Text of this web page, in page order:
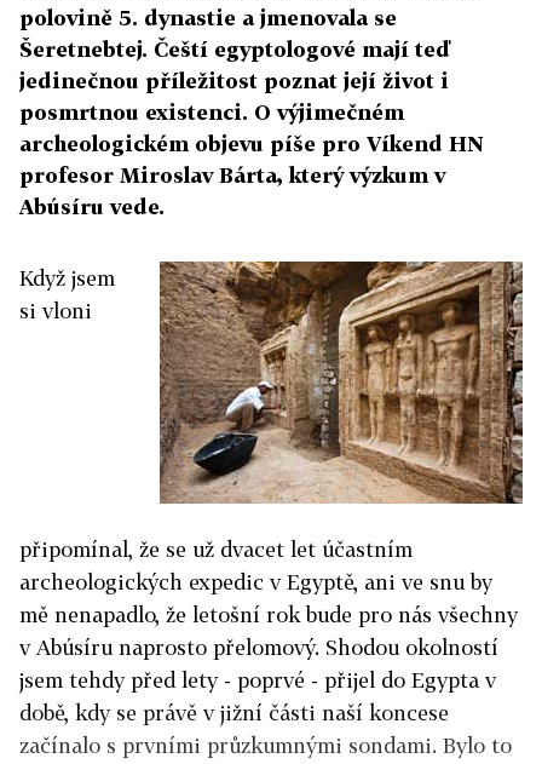
polovině 5. dynastie a jmenovala se
Šeretnebtej. Čeští egyptologové mají teď
jedinečnou příležitost poznat její život i
posmrtnou existenci. O výjimečném
archeologickém objevu píše pro Víkend HN
profesor Miroslav Bárta, který výzkum v
Abúsíru vede.
Když jsem
si vloni
připomínal, že se už dvacet let účastním
archeologických expedic v Egyptě, ani ve snu by
mě nenapadlo, že letošní rok bude pro nás všechny
v Abúsíru naprosto přelomový. Shodou okolností
jsem tehdy před lety - poprvé - přijel do Egypta v
době, kdy se právě v jižní části naší koncese
začínalo s prvními průzkumnými sondami. Bylo to